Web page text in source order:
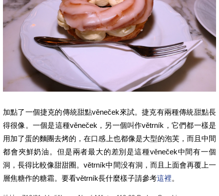
加點了一個捷克的傳統甜點věneček來試。捷克有兩種傳統甜點長
得很像。一個是這種věneček，另一個叫作větrník，它們都一樣是
用加了蛋的麵團去烤的，在口感上也都像是大型的泡芙，而且中間
都會夾鮮奶油。但是兩者最大的差別是這種věneček中間有一個
洞，長得比較像甜甜圈。větrník中間没有洞，而且上面會再覆上一
層焦糖作的糖霜。要看větrník長什麼樣子請參考這裡。